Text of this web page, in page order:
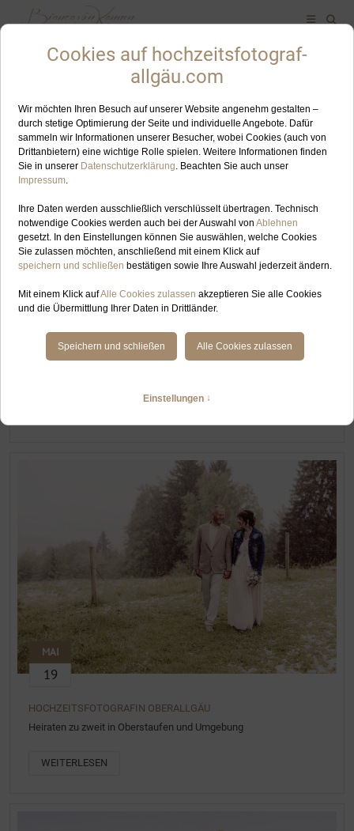
ALLES ZUM SCHLAGWORT: ELOPEMENT OBERALLGÄU
JUN
HOCHZEIT ZU ZWEIT IN OFTERSCHWANG UND IMMENSTADT
MAI
19
HOCHZEITSFOTOGRAFIN OBERALLGÄU
Heiraten zu zweit in Oberstaufen und Umgebung
WEITERLESEN
Empfehlung